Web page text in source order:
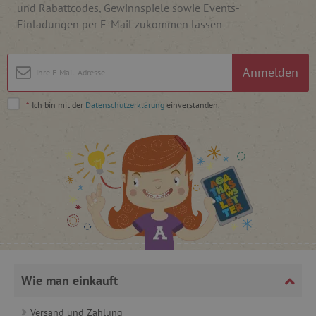
und Rabattcodes, Gewinnspiele sowie Events-
Einladungen per E-Mail zukommen lassen
Anmelden
* Ich bin mit der Datenschutzerklärung einverstanden.
Wie man einkauft
Versand und Zahlung
.ct.pinterest.com